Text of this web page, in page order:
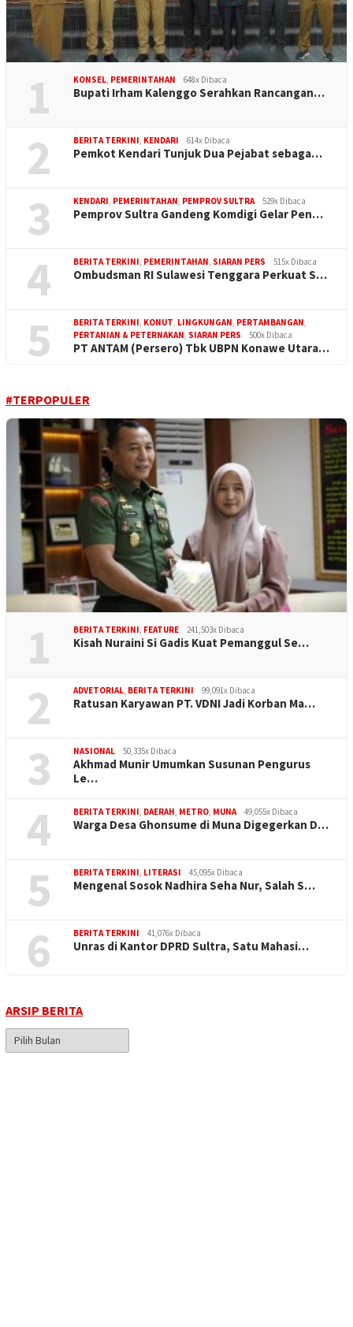
1 KONSEL, PEMERINTAHAN 648x Dibaca
Bupati Irham Kalenggo Serahkan Rancangan…
2 BERITA TERKINI, KENDARI 614x Dibaca
Pemkot Kendari Tunjuk Dua Pejabat sebaga…
3 KENDARI, PEMERINTAHAN, PEMPROV SULTRA 529x Dibaca
Pemprov Sultra Gandeng Komdigi Gelar Pen…
4 BERITA TERKINI, PEMERINTAHAN, SIARAN PERS 515x Dibaca
Ombudsman RI Sulawesi Tenggara Perkuat S…
5 BERITA TERKINI, KONUT, LINGKUNGAN, PERTAMBANGAN,
PERTANIAN & PETERNAKAN, SIARAN PERS 500x Dibaca
PT ANTAM (Persero) Tbk UBPN Konawe Utara…
#TERPOPULER
1 BERITA TERKINI, FEATURE 241,503x Dibaca
Kisah Nuraini Si Gadis Kuat Pemanggul Se…
2 ADVETORIAL, BERITA TERKINI 99,091x Dibaca
Ratusan Karyawan PT. VDNI Jadi Korban Ma…
3 NASIONAL 50,335x Dibaca
Akhmad Munir Umumkan Susunan Pengurus
Le…
4 BERITA TERKINI, DAERAH, METRO, MUNA 49,055x Dibaca
Warga Desa Ghonsume di Muna Digegerkan D…
5 BERITA TERKINI, LITERASI 45,095x Dibaca
Mengenal Sosok Nadhira Seha Nur, Salah S…
6 BERITA TERKINI 41,076x Dibaca
Unras di Kantor DPRD Sultra, Satu Mahasi…
ARSIP BERITA
Arsip
Berita